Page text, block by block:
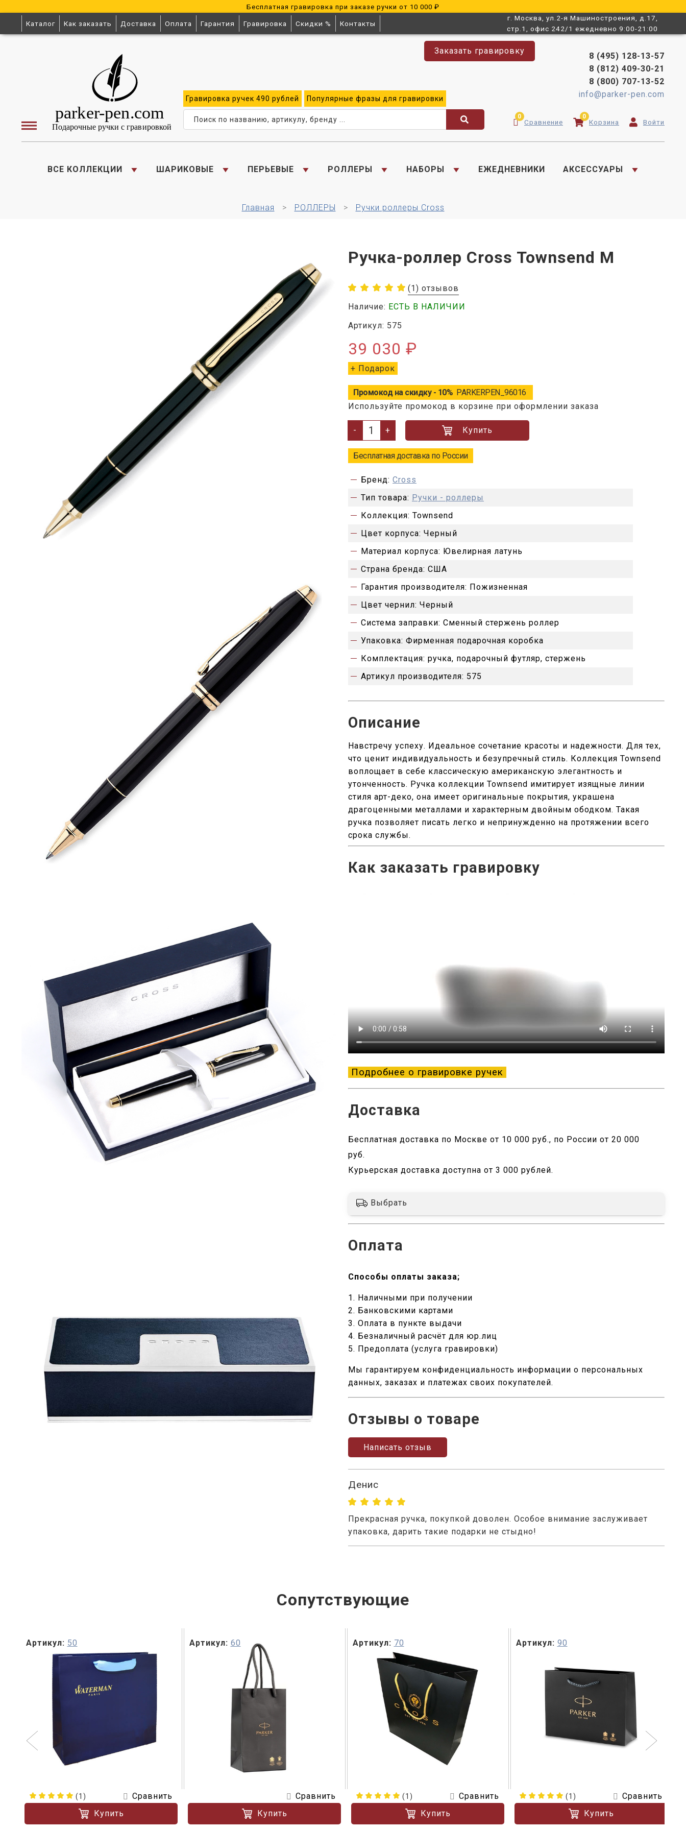
Бесплатная гравировка при заказе ручки от 10 000 ₽
Каталог Как заказать Доставка Оплата Гарантия Гравировка Скидки % Контакты
г. Москва, ул.2-я Машиностроения, д.17,
стр.1, офис 242/1 ежедневно 9:00-21:00
Заказать гравировку
Гравировка ручек490 рублей Популярные фразы длягравировки
8 (495) 128-13-57
8 (812) 409-30-21
8 (800) 707-13-52
info@parker-pen.com
0
Сравнение
0
Корзина Войти
ВСЕ КОЛЛЕКЦИИ ШАРИКОВЫЕ ПЕРЬЕВЫЕ РОЛЛЕРЫ НАБОРЫ ЕЖЕДНЕВНИКИ АКСЕССУАРЫ
Главная РОЛЛЕРЫ Ручки роллеры Cross
Ручка-роллер Cross Townsend M
(1) отзывов
Наличие: ЕСТЬ В НАЛИЧИИ
Артикул: 575
39 030 ₽
+ Подарок
Промокод на скидку - 10% PARKERPEN_96016
Используйте промокод в корзине при оформлении заказа
- + Купить
Бесплатная доставка по России
Бренд: Cross
Тип товара: Ручки - роллеры
Коллекция: Townsend
Цвет корпуса: Черный
Материал корпуса: Ювелирная латунь
Страна бренда: США
Гарантия производителя: Пожизненная
Цвет чернил: Черный
Система заправки: Сменный стержень роллер
Упаковка: Фирменная подарочная коробка
Комплектация: ручка, подарочный футляр, стержень
Артикул производителя: 575
Описание
Навстречу успеху. Идеальное сочетание красоты и надежности. Для тех,
что ценит индивидуальность и безупречный стиль. Коллекция Townsend
воплощает в себе классическую американскую элегантность и
утонченность. Ручка коллекции Townsend имитирует изящные линии
стиля арт-деко, она имеет оригинальные покрытия, украшена
драгоценными металлами и характерным двойным ободком. Такая
ручка позволяет писать легко и непринужденно на протяжении всего
срока службы.
Как заказать гравировку
Подробнее о гравировке ручек
Доставка
Бесплатная доставка по Москве от 10 000 руб., по России от 20 000
руб.
Курьерская доставка доступна от 3 000 рублей.
Выбрать
Оплата
Способы оплаты заказа;
1. Наличными при получении
2. Банковскими картами
3. Оплата в пункте выдачи
4. Безналичный расчёт для юр.лиц
5. Предоплата (услуга гравировки)
Мы гарантируем конфиденциальность информации о персональных
данных, заказах и платежах своих покупателей.
Отзывы о товаре
Написать отзыв
Денис
Прекрасная ручка, покупкой доволен. Особое внимание заслуживает
упаковка, дарить такие подарки не стыдно!
Сопутствующие
Артикул: 50
(1)
Сравнить
Купить
Артикул: 60
Сравнить
Купить
Артикул: 70
(1)
Сравнить
Купить
Артикул: 90
(1)
Сравнить
Купить